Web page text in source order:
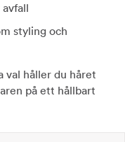
styling och
val håller du håret
på ett hållbart